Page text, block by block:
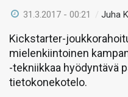
31.3.2017 - 00:21 /Juha
Kickstarter-
mielenkiintoinen
-tekniikkaa hyödyntävä
tietokonekotelo.